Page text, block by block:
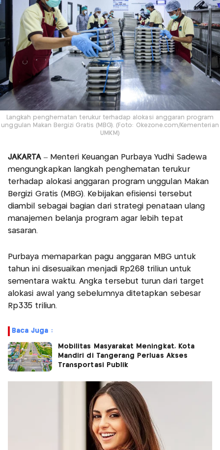
Langkah penghematan terukur terhadap alokasi anggaran program
unggulan Makan Bergizi Gratis (MBG). (Foto: Okezone.com/Kementerian
UMKM)
JAKARTA– Menteri Keuangan Purbaya Yudhi Sadewa
mengungkapkan langkah penghematan terukur
terhadap alokasi anggaran program unggulan Makan
Bergizi Gratis (MBG). Kebijakan efisiensi tersebut
diambil sebagai bagian dari strategi penataan ulang
manajemen belanja program agar lebih tepat
sasaran.
Purbaya memaparkan pagu anggaran MBG untuk
tahun ini disesuaikan menjadi Rp268 triliun untuk
sementara waktu. Angka tersebut turun dari target
alokasi awal yang sebelumnya ditetapkan sebesar
Rp335 triliun.
Baca Juga :
Mobilitas Masyarakat Meningkat, Kota
Mandiri di Tangerang Perluas Akses
Transportasi Publik